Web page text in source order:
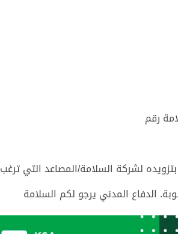
رقم
الطلب لكم ، يرجى استخدام رمز التحقق500003 وذلك بتزويده لشركة السلامة/المصاعد التي ترغب
الدفاع المدني يرجو لكم السلامة